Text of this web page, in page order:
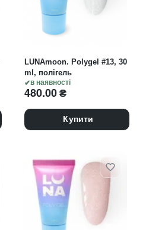
в наявності
LUNAmoon. Polygel #13, 30
ml, полігель
480.00₴
Купити